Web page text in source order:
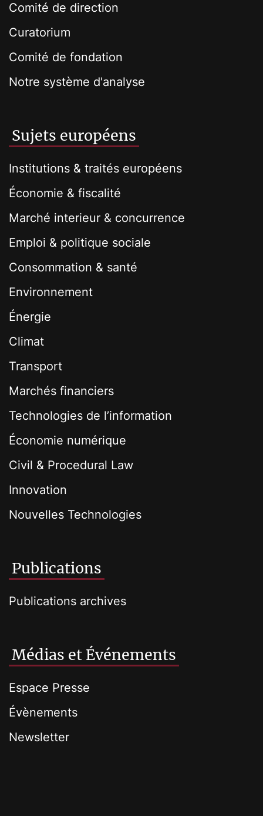
Comité de direction
Curatorium
Comité de fondation
Notre système d'analyse
Sujets européens
Institutions & traités européens
Économie & fiscalité
Marché interieur & concurrence
Emploi & politique sociale
Consommation & santé
Environnement
Énergie
Climat
Transport
Marchés financiers
Technologies de l’information
Économie numérique
Civil & Procedural Law
Innovation
Nouvelles Technologies
Publications
Publications archives
Médias et Événements
Espace Presse
Évènements
Newsletter